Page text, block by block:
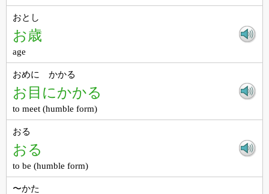
おとし
お歳
age
おめに かかる
お目にかかる
to meet (humble form)
おる
おる
to be (humble form)
〜かた